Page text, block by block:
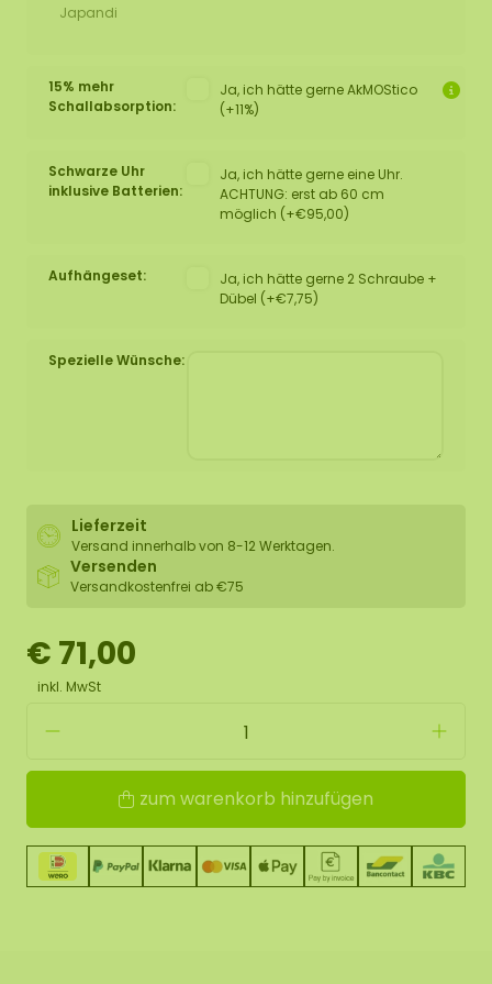
Japandi
15% mehr
Schallabsorption:
Ja, ich hätte gerne AkMOStico
(+11%)
Schwarze Uhr
inklusive Batterien:
Ja, ich hätte gerne eine Uhr.
ACHTUNG: erst ab 60 cm
möglich (+€95,00)
Aufhängeset:
Ja, ich hätte gerne 2 Schraube +
Dübel (+€7,75)
Spezielle Wünsche:
Lieferzeit
Versand innerhalb von 8-12 Werktagen.
Versenden
Versandkostenfrei ab €75
€ 71,00
inkl. MwSt
zum warenkorb hinzufügen